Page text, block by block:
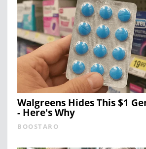
Walgreens Hides This $1
- Here's Why
BOOSTARO